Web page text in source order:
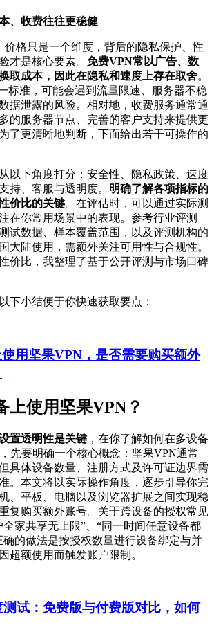
、收费往往更稳健
价格只是一个维度，背后的隐私保护、性
才是核心要素。 免费VPN常以广告、数
取成本，因此在隐私和速度上存在取舍。
标准，可能会遇到流量限速、服务器不稳
据泄露的风险。相对地，收费服务通常通
的服务器节点、完善的客户支持来提供更
了更清晰地判断，下面给出若干可操作的
以下角度打分：安全性、隐私政策、速度
持、客服与透明度。 明确了解各项指标的
价比的关键。在评估时，可以通过实际测
在你常用场景中的表现。参考行业评测
试数据、样本覆盖范围，以及评测机构的
大陆使用，需额外关注可用性与合规性。
价比，我整理了基于公开评测与市场口碑
下小结便于你快速获取要点：
用坚果VPN，是否需要购买额外
上使用坚果VPN？
置透明性是关键 ，在你了解如何在多设备
先要明确一个核心概念：坚果VPN通常
具体设备数量、注册方式及许可证边界需
。本文将以实际操作角度，逐步引导你完
、平板、电脑以及浏览器扩展之间实现稳
复购买额外账号。关于跨设备的授权常见
家共享无上限”、“同一时间任意设备都
确的做法是按授权数量进行设备绑定与并
超额使用而触发账户限制。
试：免费版与付费版对比，如何